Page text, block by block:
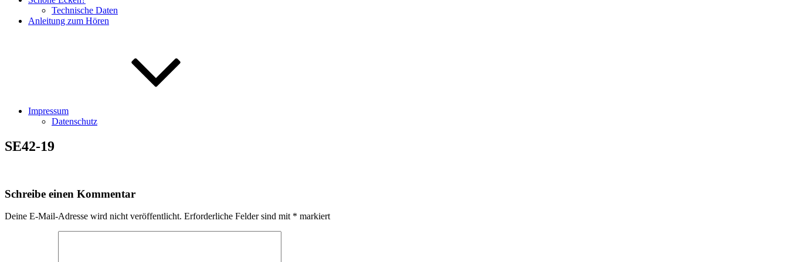
Technische Daten
Anleitung zum Hören
Impressum
Datenschutz
SE42-19
Schreibe einen Kommentar
Deine E-Mail-Adresse wird nicht veröffentlicht. Erforderliche Felder sind mit * markiert